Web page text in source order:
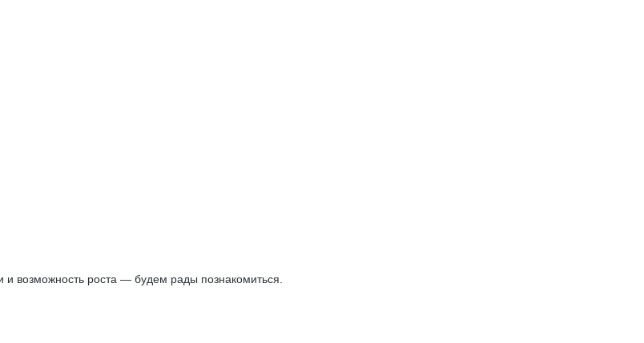
и возможность роста — будем рады познакомиться.